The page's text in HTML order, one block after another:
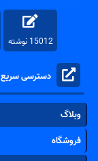
15012 نوشته
دسترسی سریع
وبلاگ
فروشگاه